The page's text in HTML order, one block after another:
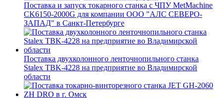
Поставка и запуск токарного станка с ЧПУ MetMachine
CK6150-2000G для компании ООО "АЛС СЕВЕРО-
ЗАПАД" в Санкт-Петербурге
Поставка двухколонного ленточнопильного станка
Stalex TBK-4228 на предприятие во Владимирской
области